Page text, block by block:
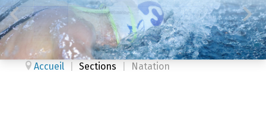
Accueil Sections Natation